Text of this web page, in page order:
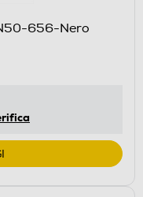
656-Nero